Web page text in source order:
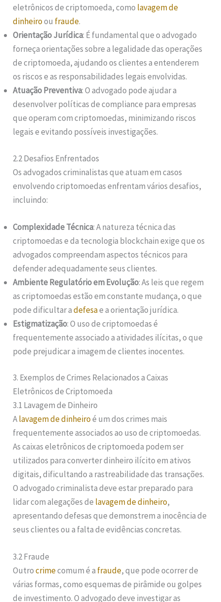
eletrônicos de criptomoeda, como lavagem de
dinheiroou fraude.
Orientação Jurídica: É fundamental que o advogado
forneça orientações sobre a legalidade das operações
de criptomoeda, ajudando os clientes a entenderem
os riscos e as responsabilidades legais envolvidas.
Atuação Preventiva: O advogado pode ajudar a
desenvolver políticas de compliance para empresas
que operam com criptomoedas, minimizando riscos
legais e evitando possíveis investigações.
2.2 Desafios Enfrentados
Os advogados criminalistas que atuam em casos
envolvendo criptomoedas enfrentam vários desafios,
incluindo:
Complexidade Técnica: A natureza técnica das
criptomoedas e da tecnologia blockchain exige que os
advogados compreendam aspectos técnicos para
defender adequadamente seus clientes.
Ambiente Regulatório em Evolução: As leis que regem
as criptomoedas estão em constante mudança, o que
pode dificultar adefesae a orientação jurídica.
Estigmatização: O uso de criptomoedas é
frequentemente associado a atividades ilícitas, o que
pode prejudicar a imagem de clientes inocentes.
3. Exemplos de Crimes Relacionados a Caixas
Eletrônicos de Criptomoeda
3.1 Lavagem de Dinheiro
Alavagem de dinheiroé um dos crimes mais
frequentemente associados ao uso de criptomoedas.
As caixas eletrônicos de criptomoeda podem ser
utilizados para converter dinheiro ilícito em ativos
digitais, dificultando a rastreabilidade das transações.
O advogado criminalista deve estar preparado para
lidar com alegações de lavagem de dinheiro,
apresentando defesas que demonstrem a inocência de
seus clientes ou a falta de evidências concretas.
3.2 Fraude
Outrocrimecomum é a fraude, que pode ocorrer de
várias formas, como esquemas de pirâmide ou golpes
de investimento. O advogado deve investigar as